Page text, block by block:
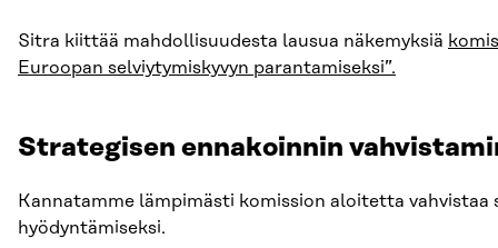
Sitra kiittää mahdollisuudesta lausua näkemyksiä k
Euroopan selviytymiskyvyn parantamiseksi”.
Strategisen ennakoinnin
Kannatamme lämpimästi komission aloitetta vahvistaa
hyödyntämiseksi.